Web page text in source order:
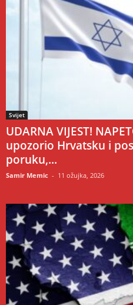
Svijet
UDARNA VIJEST!
upozorio Hrvatsku i
poruku,...
Samir Memic - 11 ožujka, 2026